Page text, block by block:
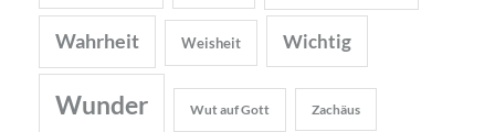
Wahrheit Weisheit Wichtig
Wunder Wut auf Gott Zachäus